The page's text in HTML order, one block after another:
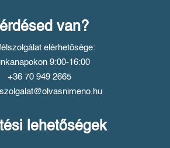
van?
elérhetősége:
9:00-16:00
+36 70 949 2665
lehetőségek